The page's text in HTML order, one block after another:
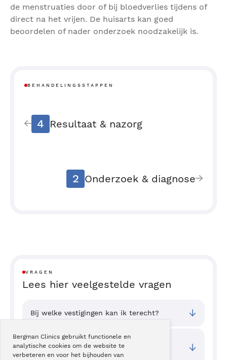
Bergman Clinics gebruikt functionele en
analytische cookies om de website te
verbeteren en voor het bijhouden van
de menstruaties door of bij bloedverlies tijdens of
direct na het vrijen. De huisarts kan goed
beoordelen of nader onderzoek noodzakelijk is.
BEHANDELINGSSTAPPEN
4 Resultaat & nazorg
2 Onderzoek & diagnose
VRAGEN
Lees hier veelgestelde vragen
Bij welke vestigingen kan ik terecht?
Wat zijn de toegangstijden van deze
behandeling?